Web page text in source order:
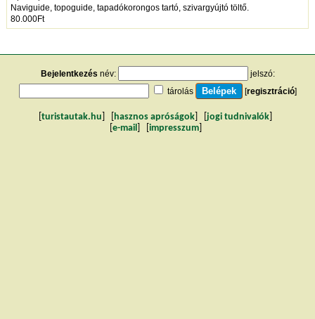
Naviguide, topoguide, tapadókorongos tartó, szivargyújtó töltő.
80.000Ft
Bejelentkezés név:
jelszó:
tárolás
[regisztráció]
turistautak.hu hasznos apróságok jogi tudnivalók
e-mail impresszum]